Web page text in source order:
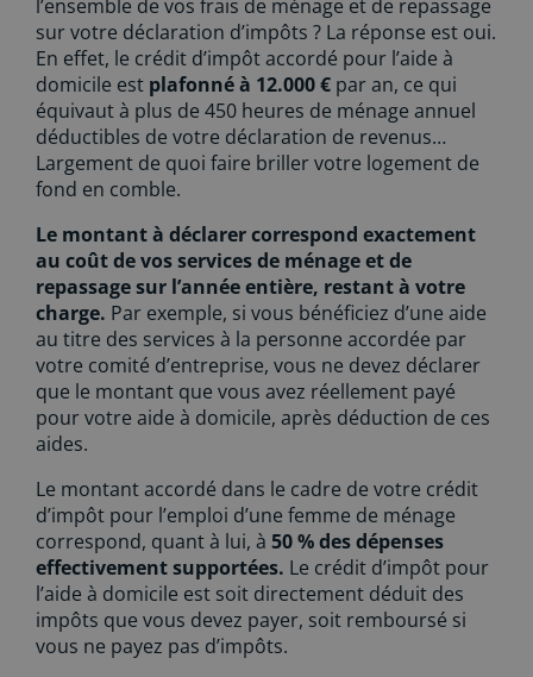
l’ensemble de vos frais de ménage et de repassage
sur votre déclaration d’impôts ? La réponse est oui.
En effet, le crédit d’impôt accordé pour l’aide à
domicile est plafonné à 12.000 € par an, ce qui
équivaut à plus de 450 heures de ménage annuel
déductibles de votre déclaration de revenus…
Largement de quoi faire briller votre logement de
fond en comble.
Le montant à déclarer correspond exactement
au coût de vos services de ménage et de
repassage sur l’année entière, restant à votre
charge. Par exemple, si vous bénéficiez d’une aide
au titre des services à la personne accordée par
votre comité d’entreprise, vous ne devez déclarer
que le montant que vous avez réellement payé
pour votre aide à domicile, après déduction de ces
aides.
Le montant accordé dans le cadre de votre crédit
d’impôt pour l’emploi d’une femme de ménage
correspond, quant à lui, à 50 % des dépenses
effectivement supportées. Le crédit d’impôt pour
l’aide à domicile est soit directement déduit des
impôts que vous devez payer, soit remboursé si
vous ne payez pas d’impôts.